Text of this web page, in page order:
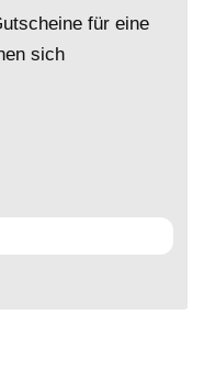
für eine
sich